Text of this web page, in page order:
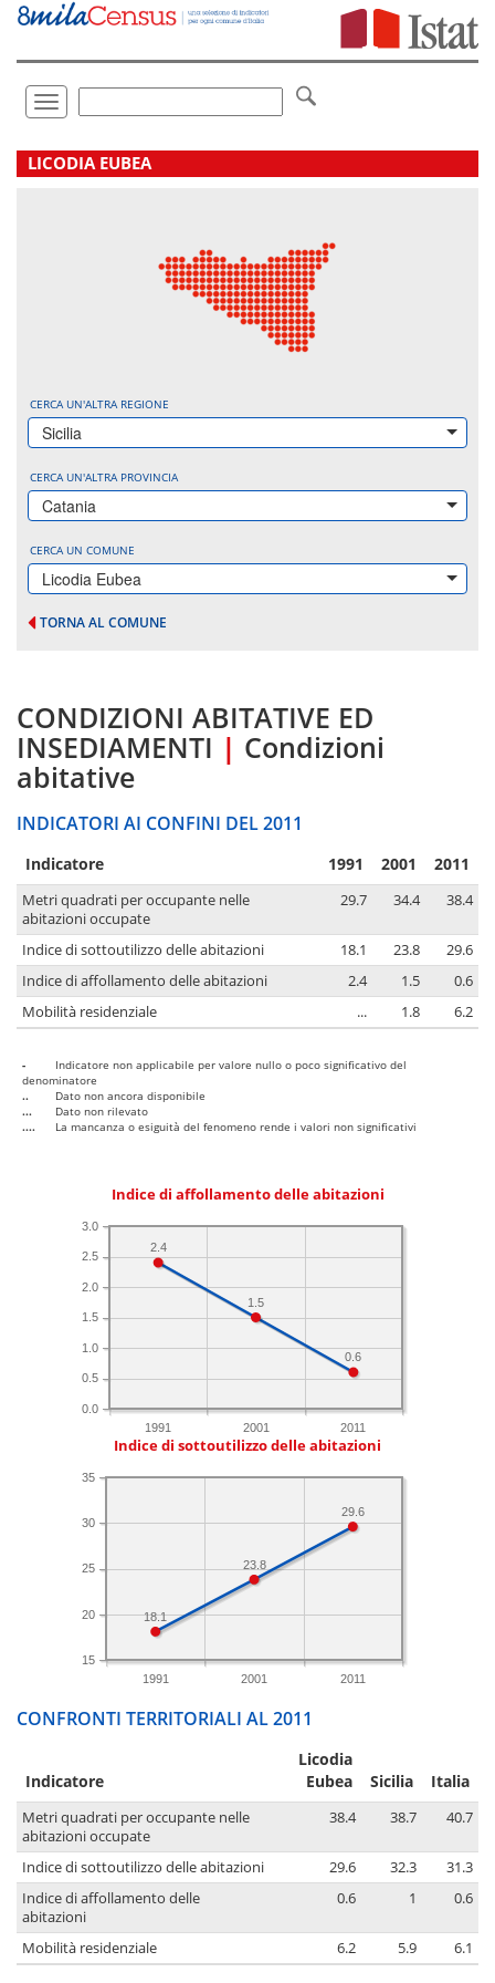
Vai
direttamente
Toggle
navigation
LICODIA EUBEA
CERCA UN'ALTRA REGIONE
Sicilia
CERCA UN'ALTRA PROVINCIA
Catania
CERCA UN COMUNE
Licodia Eubea
TORNA AL COMUNE
CONDIZIONI ABITATIVE ED
INSEDIAMENTI | Condizioni
abitative
INDICATORI AI CONFINI DEL 2011
Indicatore 1991 2001 2011
Metri quadrati per occupante nelle
abitazioni occupate
29.7 34.4 38.4
Indice di sottoutilizzo delle abitazioni 18.1 23.8
29.6
Indice di affollamento delle abitazioni
2.4 1.5
0.6
Mobilità residenziale
... 1.8 6.2
-
Indicatore non applicabile per valore nullo o poco significativo del
denominatore
..
Dato non ancora disponibile
...
Dato non rilevato
....
La mancanza o esiguità del fenomeno rende i valori non significativi
Indice di affollamento delle abitazioni
1991 2001 2011
0.0
0.5
1.0
1.5
2.0
2.5
3.0
0.6
1.5
2.4
Indice di sottoutilizzo delle abitazioni
1991 2001 2011
15
20
25
30
35
29.6
23.8
18.1
CONFRONTI TERRITORIALI AL 2011
Indicatore
Licodia
Eubea
Sicilia Italia
Metri quadrati per occupante nelle
abitazioni occupate
38.4 38.7 40.7
Indice di sottoutilizzo delle abitazioni 29.6 32.3
31.3
Indice di affollamento delle
abitazioni
0.6 1 0.6
Mobilità residenziale 6.2 5.9 6.1